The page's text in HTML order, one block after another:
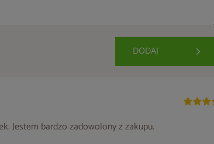
DODAJ
Jestem bardzo zadowolony z zakupu.